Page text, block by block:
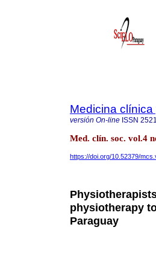
Medicina clínica
versión On-line ISSN
Med. clín. soc. vol.4
https://doi.org/10.52379/
physiotherapy
Paraguay